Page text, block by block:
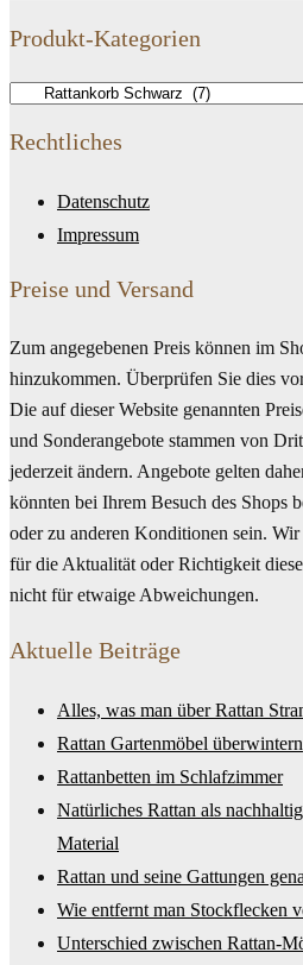
Produkt-Kategorien
Rechtliches
Datenschutz
Impressum
Preise und Versand
Zum angegebenen Preis können im
hinzukommen. Überprüfen Sie dies
Die auf dieser Website genannten
und Sonderangebote stammen von
jederzeit ändern. Angebote gelten
könnten bei Ihrem Besuch des Shops
oder zu anderen Konditionen sein.
für die Aktualität oder Richtigkeit
nicht für etwaige Abweichungen.
Aktuelle Beiträge
Alles, was man über Rattan
Rattan Gartenmöbel überwintern
Rattanbetten im Schlafzimmer
Natürliches Rattan als
Material
Rattan und seine Gattungen
Wie entfernt man Stockflecken
Unterschied zwischen Rattan-